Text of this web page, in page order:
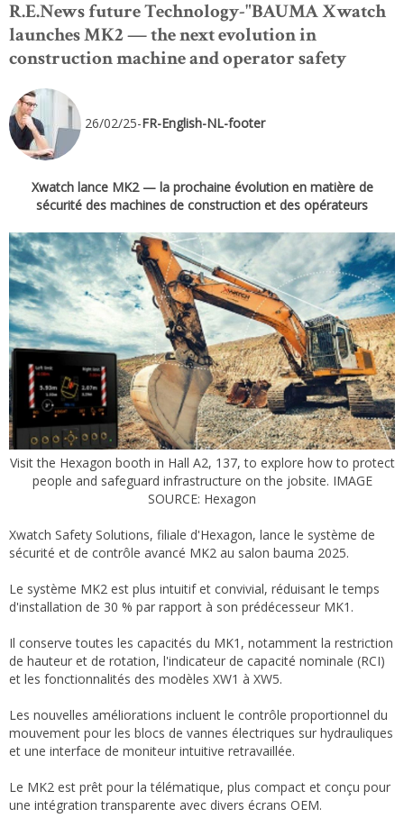
R.E.News future Technology-"BAUMA Xwatch
launches MK2 — the next evolution in
construction machine and operator safety
26/02/25-FR-English-NL-footer
Xwatch lance MK2 — la prochaine évolution en matière de
sécurité des machines de construction et des opérateurs
Visit the Hexagon booth in Hall A2, 137, to explore how to protect
people and safeguard infrastructure on the jobsite. IMAGE
SOURCE: Hexagon
Xwatch Safety Solutions, filiale d'Hexagon, lance le système de
sécurité et de contrôle avancé MK2 au salon bauma 2025.
Le système MK2 est plus intuitif et convivial, réduisant le temps
d'installation de 30 % par rapport à son prédécesseur MK1.
Il conserve toutes les capacités du MK1, notamment la restriction
de hauteur et de rotation, l'indicateur de capacité nominale (RCI)
et les fonctionnalités des modèles XW1 à XW5.
Les nouvelles améliorations incluent le contrôle proportionnel du
mouvement pour les blocs de vannes électriques sur hydrauliques
et une interface de moniteur intuitive retravaillée.
Le MK2 est prêt pour la télématique, plus compact et conçu pour
une intégration transparente avec divers écrans OEM.